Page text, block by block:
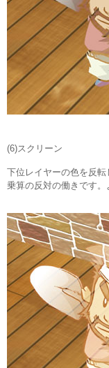
(6)スクリーン
下位レイヤーの色を反転
乗算の反対の働きです。